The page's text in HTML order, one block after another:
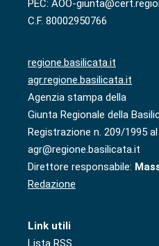
PEC: AOO-
C.F. 80002950766
regione.basilicata.it
agr.regione.basilicata.it
Agenzia stampa della
Giunta Regionale della
Registrazione n. 209/1995
agr@regione.basilicata.it
Direttore responsabile:
Redazione
Link utili
Lista RSS